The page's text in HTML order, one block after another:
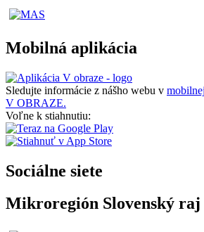
Mobilná aplikácia
Sledujte informácie z nášho webu v
V OBRAZE.
Voľne k stiahnutiu:
Sociálne siete
Mikroregión Slovenský raj